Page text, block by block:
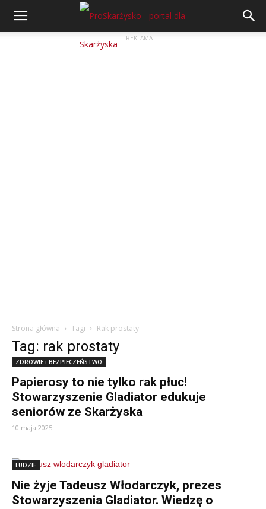
REKLAMA
Strona główna Tagi Rak prostaty
Tag: rak prostaty
ZDROWIE i BEZPIECZEŃSTWO
Papierosy to nie tylko rak płuc!
Stowarzyszenie Gladiator edukuje
seniorów ze Skarżyska
10 maja 2025
LUDZIE
Nie żyje Tadeusz Włodarczyk, prezes
Stowarzyszenia Gladiator. Wiedzę o